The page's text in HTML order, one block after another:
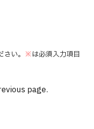
い。 ※は必須入力項目
page.